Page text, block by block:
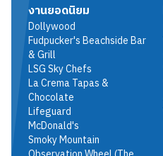
งานยอดนิยม
Dollywood
Fudpucker's Beachside Bar
& Grill
LSG Sky Chefs
La Crema Tapas &
Chocolate
Lifeguard
McDonald's
Smoky Mountain